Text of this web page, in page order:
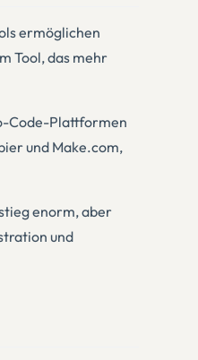
ermöglichen
Tool, das mehr
Code-Plattformen
und Make.com,
enorm, aber
und